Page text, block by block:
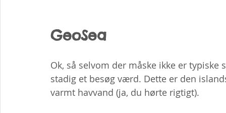
GeoSea
Ok, så selvom der måske ikke er
stadig et besøg værd. Dette er den
varmt havvand (ja, du hørte rigtigt).